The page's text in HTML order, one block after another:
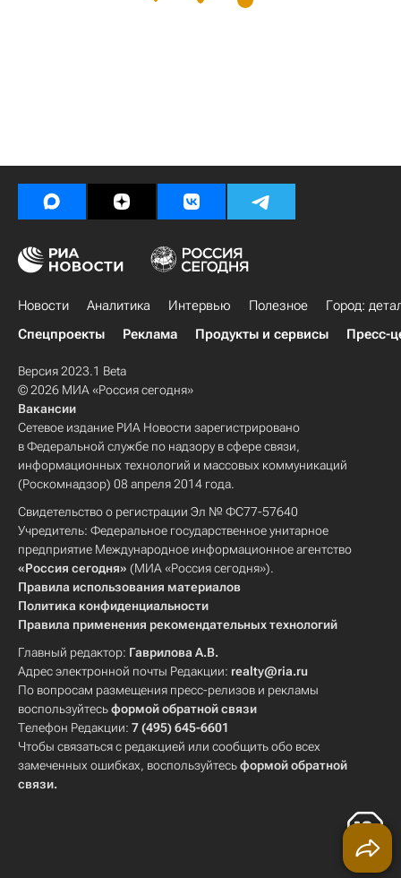
Новости Аналитика Интервью Полезное
Город:
Спецпроекты
Реклама Продукты и сервисы Пресс-
Версия 2023.1 Beta
© 2026 МИА «Россия сегодня»
Вакансии
Сетевое издание РИА Новости зарегистрировано
в Федеральной службе по надзору в сфере связи,
информационных технологий и массовых коммуникаций
(Роскомнадзор) 08 апреля 2014 года.
Свидетельство о регистрации Эл № ФС77-57640
Учредитель: Федеральное государственное унитарное
предприятие Международное информационное агентство
«Россия сегодня» (МИА «Россия сегодня»).
Правила использования материалов
Политика конфиденциальности
Правила применения рекомендательных технологий
Главный редактор: Гаврилова А.В.
Адрес электронной почты Редакции: realty@ria.ru
По вопросам размещения пресс-релизов и рекламы
воспользуйтесьформой обратной связи
Телефон Редакции: 7 (495) 645-6601
Чтобы связаться с редакцией или сообщить обо всех
замеченных ошибках, воспользуйтесьформой обратной
связи.